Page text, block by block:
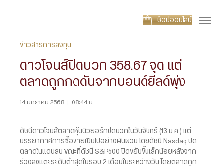
ช็อปออนไลน์
ข่าวสารการลงทุน
ดาวโจนส์ปิดบวก 358.67 จุด แต่
ตลาดถูกกดดันจากบอนด์ยีลด์พุ่ง
14 มกราคม 2568 | 08:44 น.
ดัชนีดาวโจนส์ตลาดหุ้นนิวยอร์กปิดบวกในวันจันทร์ (13 ม.ค.) แต่
บรรยากาศการซื้อขายเป็นไปอย่างผันผวน โดยดัชนี Nasdaq ปิด
ตลาดในแดนลบ ขณะที่ดัชนี S&P500 ปิดขยับขึ้นเล็กน้อยหลังจาก
ร่วงลงแตะระดับต่ำสุดในรอบ 2 เดือนในระหว่างวัน โดยตลาดถูก